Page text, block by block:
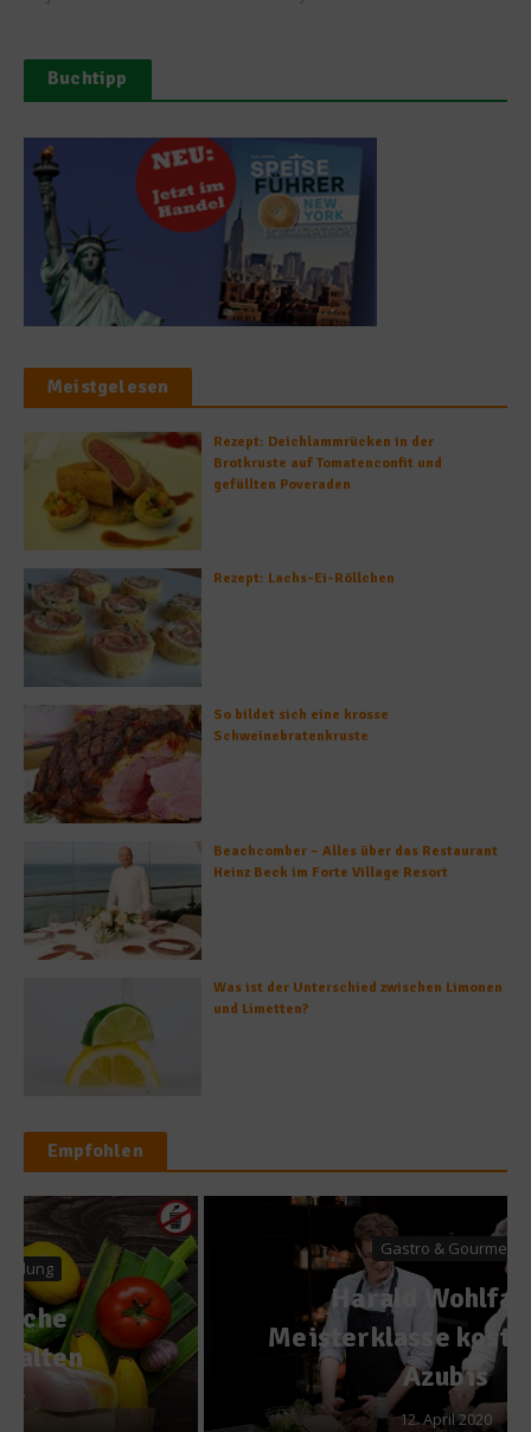
Buchtipp
Meistgelesen
Rezept: Deichlammrücken in der
Brotkruste auf Tomatenconfit und
gefüllten Poveraden
Rezept: Lachs-Ei-Röllchen
So bildet sich eine krosse
Schweinebratenkruste
Beachcomber – Alles über das Restaurant
Heinz Beck im Forte Village Resort
Was ist der Unterschied zwischen Limonen
und Limetten?
Empfohlen
Gastro & Gourmet
Harald Wohlfahrt:
Meisterklasse kostenlos für
Azubis
12. April 2020